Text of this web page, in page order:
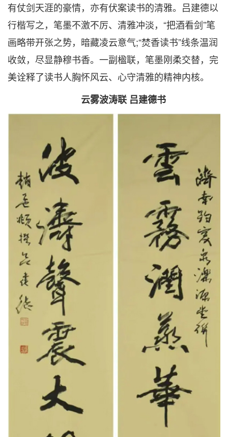
有仗剑天涯的豪情，亦有伏案读书的清雅。吕建德以
行楷写之，笔墨不激不厉、清雅冲淡，“把酒看剑”笔
画略带开张之势，暗藏凌云意气;“焚香读书”线条温润
收敛，尽显静穆书香。一副楹联，笔墨刚柔交替，完
美诠释了读书人胸怀风云、心守清雅的精神内核。
云雾波涛联 吕建德书